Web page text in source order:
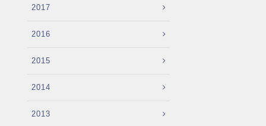
2017
2016
2015
2014
2013